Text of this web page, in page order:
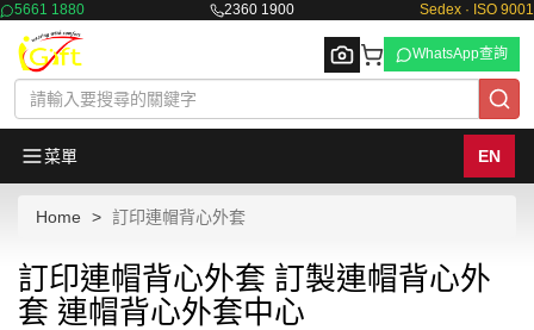
5661 1880 2360 1900 Sedex · ISO 9001
WhatsApp查詢
菜單 EN
Home 訂印連帽背心外套
訂印連帽背心外套 訂製連帽背心外
套 連帽背心外套中心